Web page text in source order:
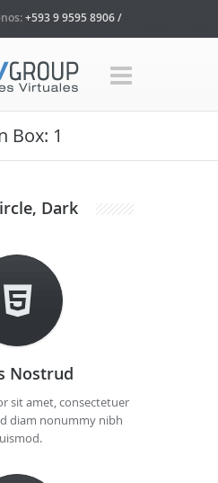
+593 9 9595 8906 /
Box: 1
Dark
Nostrud
sit amet, consectetuer
diam nonummy nibh